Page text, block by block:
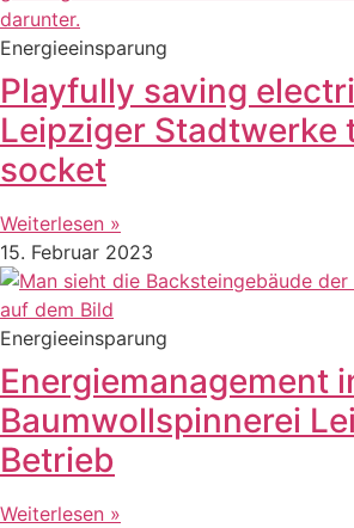
Energieeinsparung
Playfully saving
Leipziger Stadtwerke
socket
Weiterlesen »
15. Februar 2023
Energieeinsparung
Energiemanagement
Baumwollspinnerei
Betrieb
Weiterlesen »